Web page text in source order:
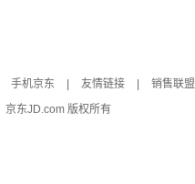
手机京东 友情链接 销售联盟
京东JD.com 版权所有